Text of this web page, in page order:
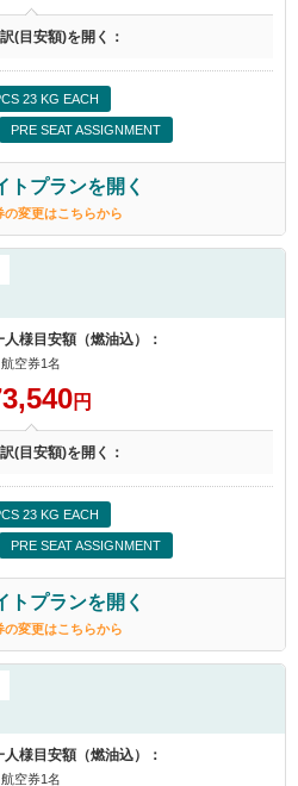
(目安額)を開く：
23 KG EACH
PRE SEAT ASSIGNMENT
トプランを開く
の変更はこちらから
様目安額（燃油込）：
航空券1名
円
(目安額)を開く：
23 KG EACH
PRE SEAT ASSIGNMENT
トプランを開く
の変更はこちらから
様目安額（燃油込）：
航空券1名